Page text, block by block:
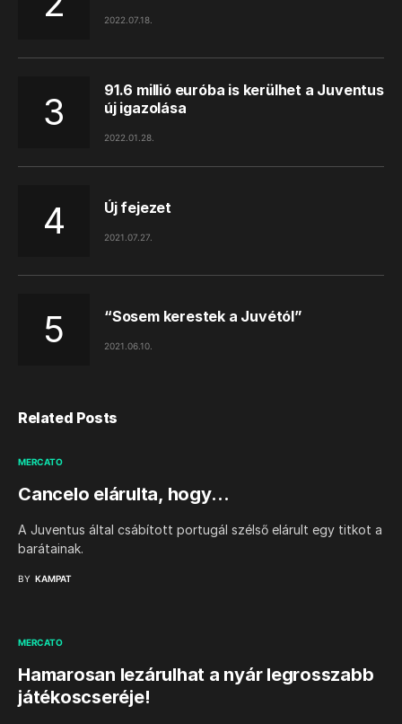
2022.07.18.
91.6 millió euróba is kerülhet a Juventus
új igazolása
2022.01.28.
Új fejezet
2021.07.27.
“Sosem kerestek a Juvétól”
2021.06.10.
Related Posts
MERCATO
Cancelo elárulta, hogy…
A Juventus által csábított portugál szélső elárult egy titkot a
barátainak.
BY KAMPAT
MERCATO
Hamarosan lezárulhat a nyár legrosszabb
játékoscseréje!